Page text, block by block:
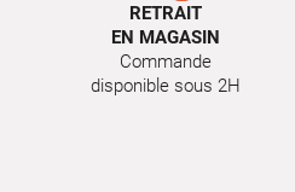
RETRAIT
EN MAGASIN
Commande
disponible sous 2H